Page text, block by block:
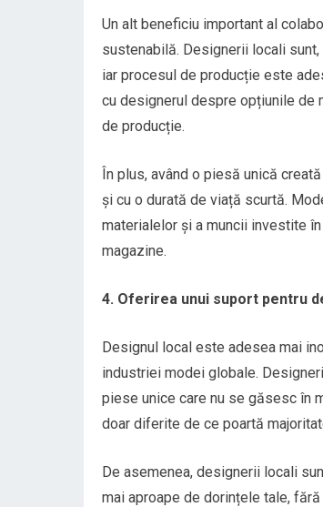
Un alt beneficiu important al
sustenabilă. Designerii locali
iar procesul de producție este
cu designerul despre opțiunile de
de producție.
În plus, având o piesă unică
și cu o durată de viață scurtă.
materialelor și a muncii investite
magazine.
4. Oferirea unui suport pentru
Designul local este adesea mai
industriei modei globale.
piese unice care nu se găsesc în
doar diferite de ce poartă
De asemenea, designerii locali
mai aproape de dorințele tale,